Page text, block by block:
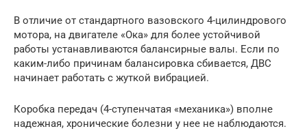
В отличие от стандартного вазовского 4-цилиндрового
мотора, на двигателе «Ока» для более устойчивой
работы устанавливаются балансирные валы. Если по
каким-либо причинам балансировка сбивается, ДВС
начинает работать с жуткой вибрацией.
Коробка передач (4-ступенчатая «механика») вполне
надежная, хронические болезни у нее не наблюдаются.